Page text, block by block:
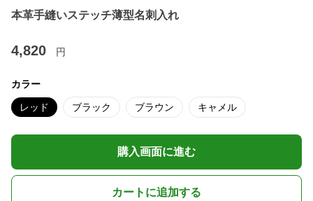
本革手縫いステッチ薄型名刺入れ
4,820 円
カラー
レッド ブラック ブラウン キャメル
購入画面に進む
カートに追加する